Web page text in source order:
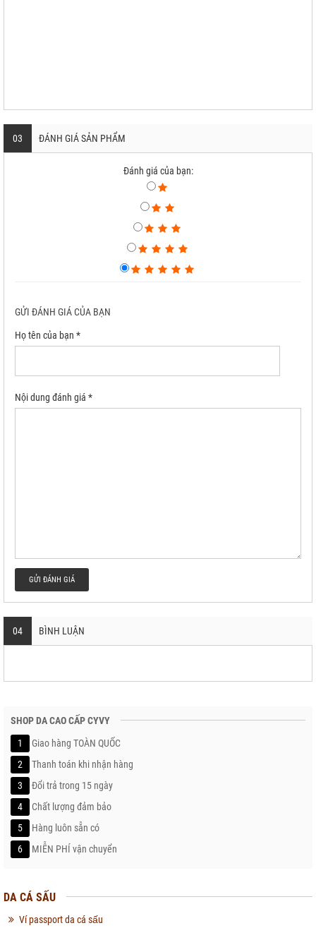
03 ĐÁNH GIÁ SẢN PHẨM
Đánh giá của bạn:
GỬI ĐÁNH GIÁ CỦA BẠN
Họ tên của bạn *
Nội dung đánh giá *
GỬI ĐÁNH GIÁ
04 BÌNH LUẬN
SHOP DA CAO CẤP CYVY
1
Giao hàng TOÀN QUỐC
2
Thanh toán khi nhận hàng
3
Đổi trả trong 15 ngày
4
Chất lượng đảm bảo
5
Hàng luôn sẵn có
6
MIỄN PHÍ vận chuyển
DA CÁ SẤU
Ví passport da cá sấu